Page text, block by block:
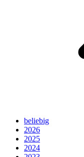
beliebig
2026
2025
2024